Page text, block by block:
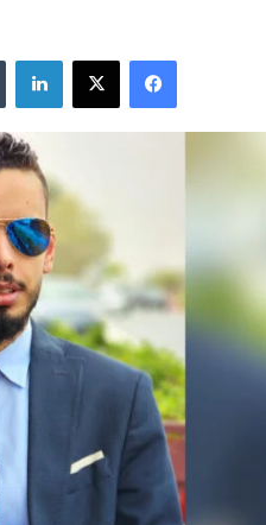
فيسبوك ‫X لينكدإن